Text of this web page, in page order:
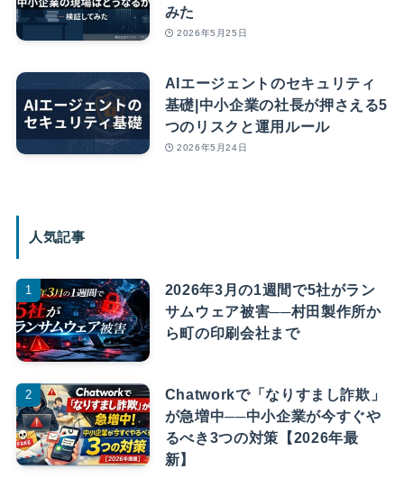
みた
2026年5月25日
AIエージェントのセキュリティ
基礎|中小企業の社長が押さえる5
つのリスクと運用ルール
2026年5月24日
人気記事
2026年3月の1週間で5社がラン
サムウェア被害──村田製作所か
ら町の印刷会社まで
Chatworkで「なりすまし詐欺」
が急増中──中小企業が今すぐや
るべき3つの対策【2026年最
新】